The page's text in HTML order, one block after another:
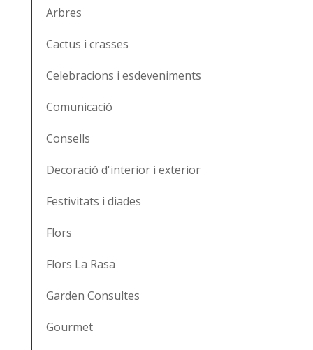
Arbres
Cactus i crasses
Celebracions i esdeveniments
Comunicació
Consells
Decoració d'interior i exterior
Festivitats i diades
Flors
Flors La Rasa
Garden Consultes
Gourmet